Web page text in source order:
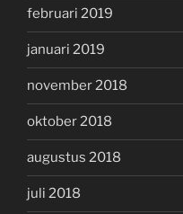
februari 2019
januari 2019
november 2018
oktober 2018
augustus 2018
juli 2018